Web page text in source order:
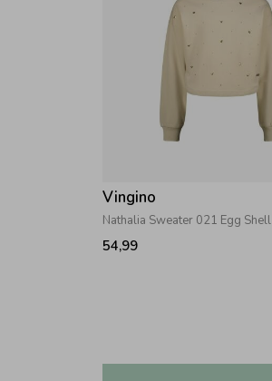
Vingino
Nathalia Sweater 021 Egg Shell
54,99